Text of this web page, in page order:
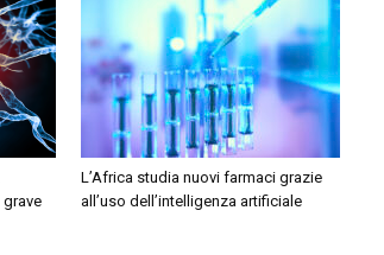
L’Africa studia nuovi farmaci grazie
all’uso dell’intelligenza artificiale